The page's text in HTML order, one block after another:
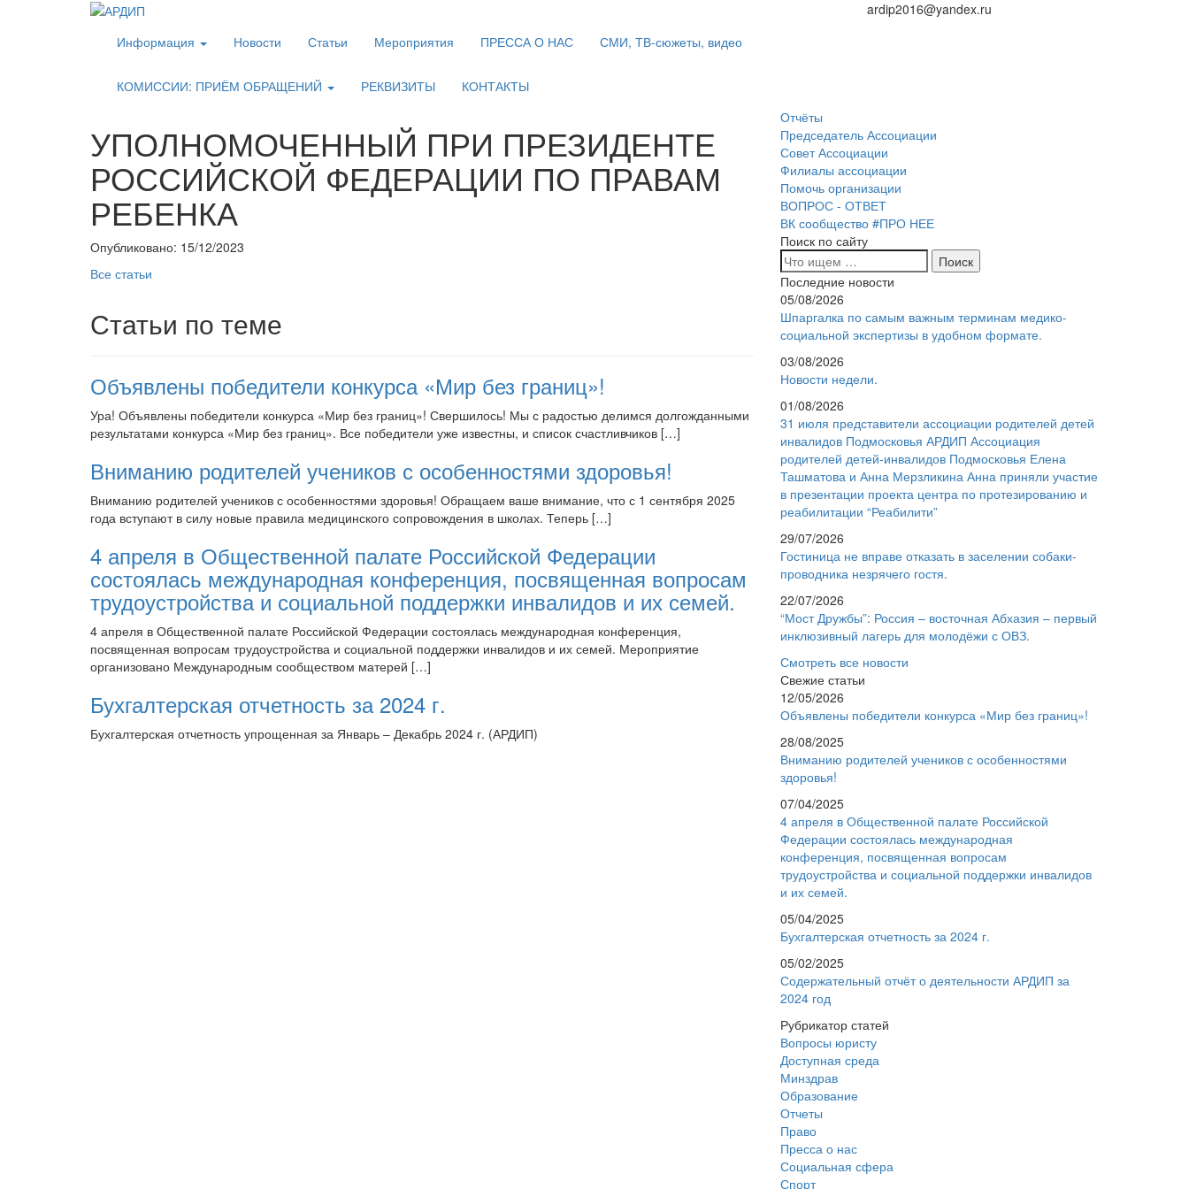
Информация Новости Статьи Мероприятия ПРЕССА О НАС СМИ, ТВ-сюжеты, видео
КОМИССИИ: ПРИЁМ ОБРАЩЕНИЙ РЕКВИЗИТЫ КОНТАКТЫ
ardip2016@yandex.ru
УПОЛНОМОЧЕННЫЙ ПРИ ПРЕЗИДЕНТЕ
РОССИЙСКОЙ ФЕДЕРАЦИИ ПО ПРАВАМ
РЕБЕНКА
Опубликовано: 15/12/2023
Все статьи
Статьи по теме
Объявлены победители конкурса «Мир без границ»!
Ура! Объявлены победители конкурса «Мир без границ»! Свершилось! Мы с радостью делимся долгожданными
результатами конкурса «Мир без границ». Все победители уже известны, и список счастливчиков […]
Вниманию родителей учеников с особенностями здоровья!
Вниманию родителей учеников с особенностями здоровья! Обращаем ваше внимание, что с 1 сентября 2025
года вступают в силу новые правила медицинского сопровождения в школах. Теперь […]
4 апреля в Общественной палате Российской Федерации
состоялась международная конференция, посвященная вопросам
трудоустройства и социальной поддержки инвалидов и их семей.
4 апреля в Общественной палате Российской Федерации состоялась международная конференция,
посвященная вопросам трудоустройства и социальной поддержки инвалидов и их семей. Мероприятие
организовано Международным сообществом матерей […]
Бухгалтерская отчетность за 2024 г.
Бухгалтерская отчетность упрощенная за Январь – Декабрь 2024 г. (АРДИП)
Отчёты
Председатель Ассоциации
Совет Ассоциации
Филиалы ассоциации
Помочь организации
ВОПРОС - ОТВЕТ
ВК сообщество #ПРО НЕЕ
Поиск по сайту
Последние новости
05/08/2026
Шпаргалка по самым важным терминам медико-
социальной экспертизы в удобном формате.
03/08/2026
Новости недели.
01/08/2026
31 июля представители ассоциации родителей детей
инвалидов Подмосковья АРДИП Ассоциация
родителей детей-инвалидов Подмосковья Елена
Ташматова и Анна Мерзликина Анна приняли участие
в презентации проекта центра по протезированию и
реабилитации “Реабилити”
29/07/2026
Гостиница не вправе отказать в заселении собаки-
проводника незрячего гостя.
22/07/2026
“Мост Дружбы”: Россия – восточная Абхазия – первый
инклюзивный лагерь для молодёжи с ОВЗ.
Смотреть все новости
Свежие статьи
12/05/2026
Объявлены победители конкурса «Мир без границ»!
28/08/2025
Вниманию родителей учеников с особенностями
здоровья!
07/04/2025
4 апреля в Общественной палате Российской
Федерации состоялась международная
конференция, посвященная вопросам
трудоустройства и социальной поддержки инвалидов
и их семей.
05/04/2025
Бухгалтерская отчетность за 2024 г.
05/02/2025
Содержательный отчёт о деятельности АРДИП за
2024 год
Рубрикатор статей
Вопросы юристу
Доступная среда
Минздрав
Образование
Отчеты
Право
Пресса о нас
Социальная сфера
Спорт